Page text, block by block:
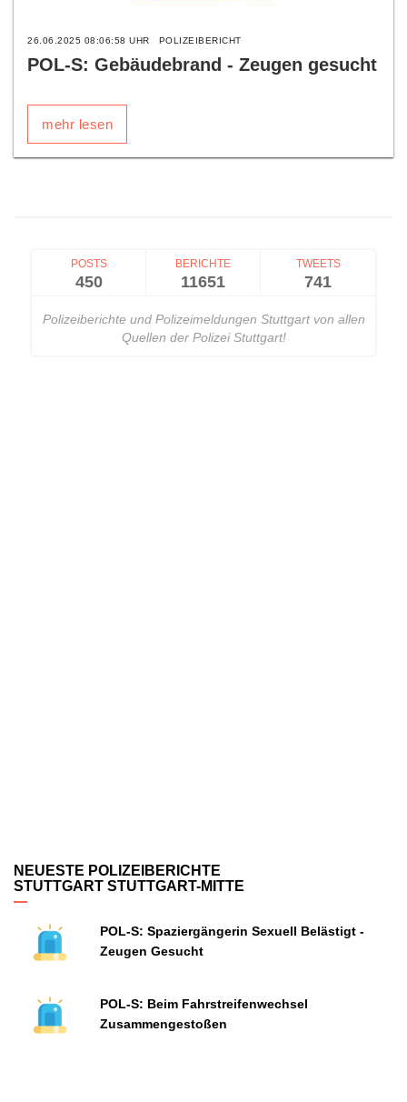
26.06.2025 08:06:58 UHR POLIZEIBERICHT
POL-S: Gebäudebrand - Zeugen gesucht
mehr lesen
POSTS
450
BERICHTE
11651
TWEETS
741
Polizeiberichte und Polizeimeldungen Stuttgart von allen
Quellen der Polizei Stuttgart!
NEUESTE POLIZEIBERICHTE
STUTTGART STUTTGART-MITTE
POL-S: Spaziergängerin Sexuell Belästigt -
Zeugen Gesucht
POL-S: Beim Fahrstreifenwechsel
Zusammengestoßen